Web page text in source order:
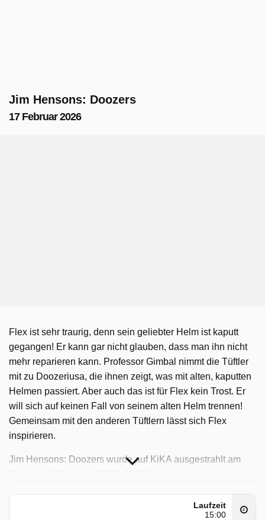
Jim Hensons: Doozers
17 Februar 2026
Flex ist sehr traurig, denn sein geliebter Helm ist kaputt
gegangen! Er kann gar nicht glauben, dass man ihn nicht
mehr reparieren kann. Professor Gimbal nimmt die Tüftler
mit zu Doozeriusa, die ihnen zeigt, was mit alten, kaputten
Helmen passiert. Aber auch das ist für Flex kein Trost. Er
will sich auf keinen Fall von seinem alten Helm trennen!
Gemeinsam mit den anderen Tüftlern lässt sich Flex
inspirieren.
Jim Hensons: Doozers wurde auf KiKA ausgestrahlt am
Laufzeit
15:00